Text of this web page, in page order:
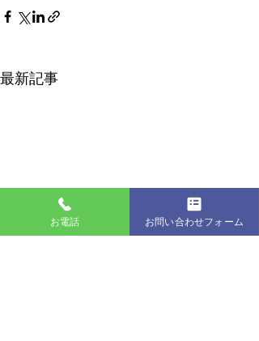
最新記事
お電話 お問い合わせフォーム